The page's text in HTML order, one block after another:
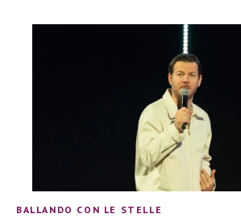
BALLANDO CON LE STELLE